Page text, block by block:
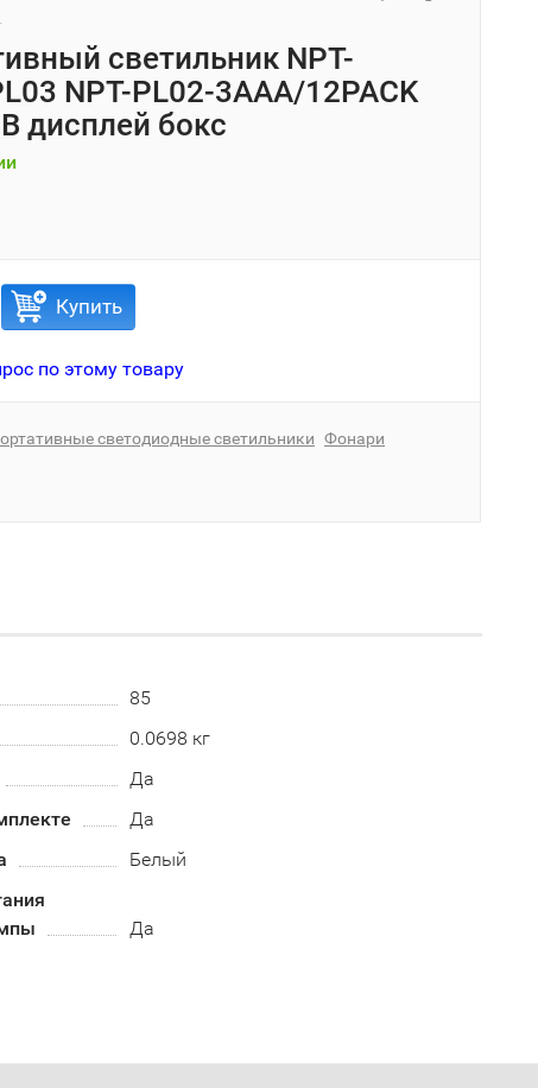
светильник NPT-
NPT-PL02-3AAA/12PACK
дисплей бокс
Купить
по этому товару
светодиодные светильники Фонари
85
0.0698 кг
Да
Да
Белый
Да